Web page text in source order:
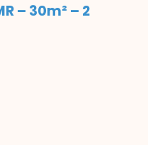
– 30m² – 2